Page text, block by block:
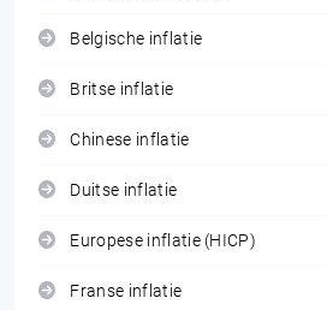
Belgische inflatie
Britse inflatie
Chinese inflatie
Duitse inflatie
Europese inflatie (HICP)
Franse inflatie